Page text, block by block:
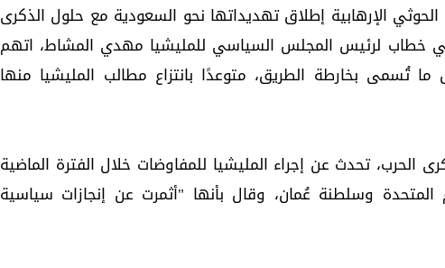
الإرهابية إطلاق تهديداتها نحو السعودية مع حلول الذكرى
في خطاب لرئيس المجلس السياسي للمليشيا مهدي المشاط، اتهم
تُسمى بخارطة الطريق، متوعدًا بانتزاع مطالب المليشيا منها
تحدث عن إجراء المليشيا للمفاوضات خلال الفترة الماضية
المتحدة وسلطنة عُمان، وقال بأنها "أثمرت عن إنجازات سياسية